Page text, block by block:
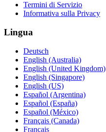
Termini di Servizio
Informativa sulla Privacy
Lingua
Deutsch
English (Australia)
English (United Kingdom)
English (Singapore)
English (US)
Español (Argentina)
Español (España)
Español (México)
Français (Canada)
Français